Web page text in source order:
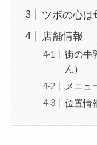
ツボの心は
店舗情報
街の牛
ん）
メニュ
位置情